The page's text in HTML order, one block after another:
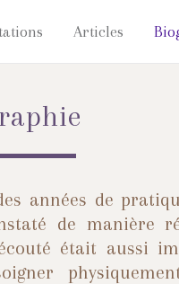
Articles
années de
é de manière
couté était aussi